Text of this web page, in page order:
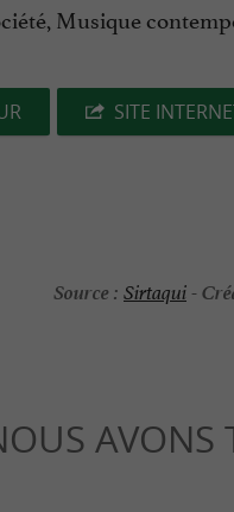
Musique
SITE
Source : Sirtaqui-
AVONS